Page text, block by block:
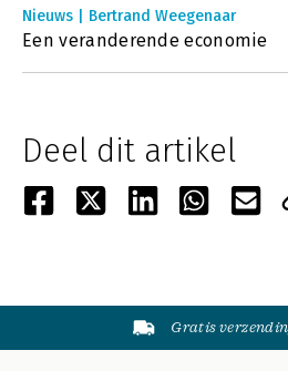
Nieuws | Bertrand Weegenaar
Een veranderende economie
Deel dit artikel
Gratis